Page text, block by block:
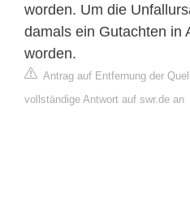
worden. Um die
damals ein Gutachten in
worden.
Antrag auf Entfernung der
vollständige Antwort auf swr.de an